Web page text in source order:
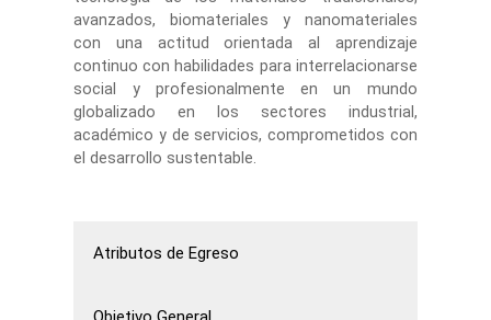
avanzados, biomateriales y nanomateriales
con una actitud orientada al aprendizaje
continuo con habilidades para interrelacionarse
social y profesionalmente en un mundo
globalizado en los sectores industrial,
académico y de servicios, comprometidos con
el desarrollo sustentable.
Atributos de Egreso